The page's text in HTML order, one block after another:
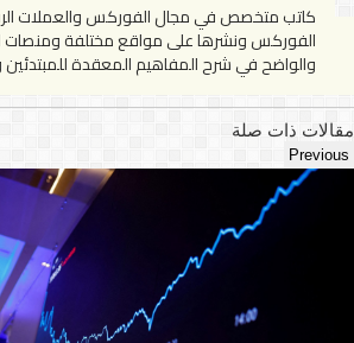
كاتب متخصص في مجال الفوركس والعملات
الفوركس ونشرها على مواقع مختلفة ومنصات
والواضح في شرح المفاهيم المعقدة للمبتدئين
مقالات ذات صلة
Previous